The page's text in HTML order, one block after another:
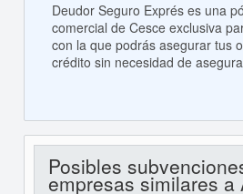
Deudor Seguro Exprés es una
comercial de Cesce exclusiva
con la que podrás asegurar tus
crédito sin necesidad de
Posibles
empresas similares a